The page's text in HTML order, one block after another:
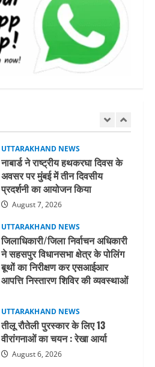
धामी कैबिनेट ने लिए कई महत्वपूर्ण
निर्णय, अब सामान्य वर्ग के पशुपालकों
को भी गाय एवं भैंस खरीद पर मिलेगा
अनुदान, मजदूरी संहिता
नियमावली-2026 को मिली मंजूरी
August 7, 2026
UTTARAKHAND NEWS
UTTARAKHAND NEWS
जिलाधिकारी/जिला निर्वाचन अधिकारी
ने सहसपुर विधानसभा क्षेत्र के पोलिंग
बूथों का निरीक्षण कर एसआईआर
आपत्ति निस्तारण शिविर की व्यवस्थाओं
August 6, 2026
UTTARAKHAND NEWS
तीलू रौतेली पुरस्कार के लिए 13
वीरांगनाओं का चयन : रेखा आर्या
August 6, 2026
मिस उत्तराखंड 2026 के सब-कॉन्टेस्ट
‘मिस ब्यूटीफुल आइज़’ एवं ‘मिस
ब्यूटीफुल हेयर’ का आयोजन
August 5, 2026